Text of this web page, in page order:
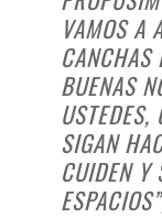
VAMOS A
CANCHAS
BUENAS
USTEDES,
SIGAN
CUIDEN Y